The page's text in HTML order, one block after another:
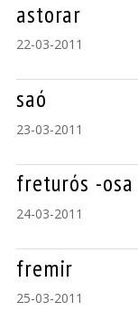
astorar
22-03-2011
saó
23-03-2011
freturós -osa
24-03-2011
fremir
25-03-2011